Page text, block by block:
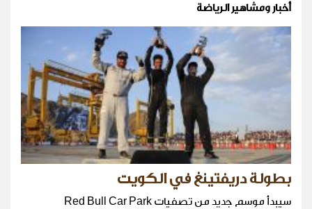
أخبار ومشاهير الرياضة
بطولة دريفتينغ في الكويت
سيبدأ موسم جديد من تصفيات Red Bull Car Park